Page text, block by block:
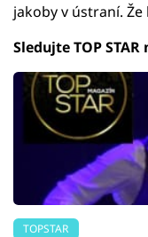
jakoby v ústraní.
Sledujte TOP
TOPSTAR